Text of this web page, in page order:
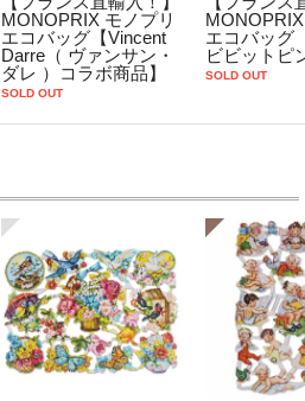
MONOPRIX モノプリ
エコバッグ【Vincent
Darre（ ヴァンサン・
ダレ ）コラボ商品】
SOLD OUT
エコバッグ
ビビットピ
SOLD OUT